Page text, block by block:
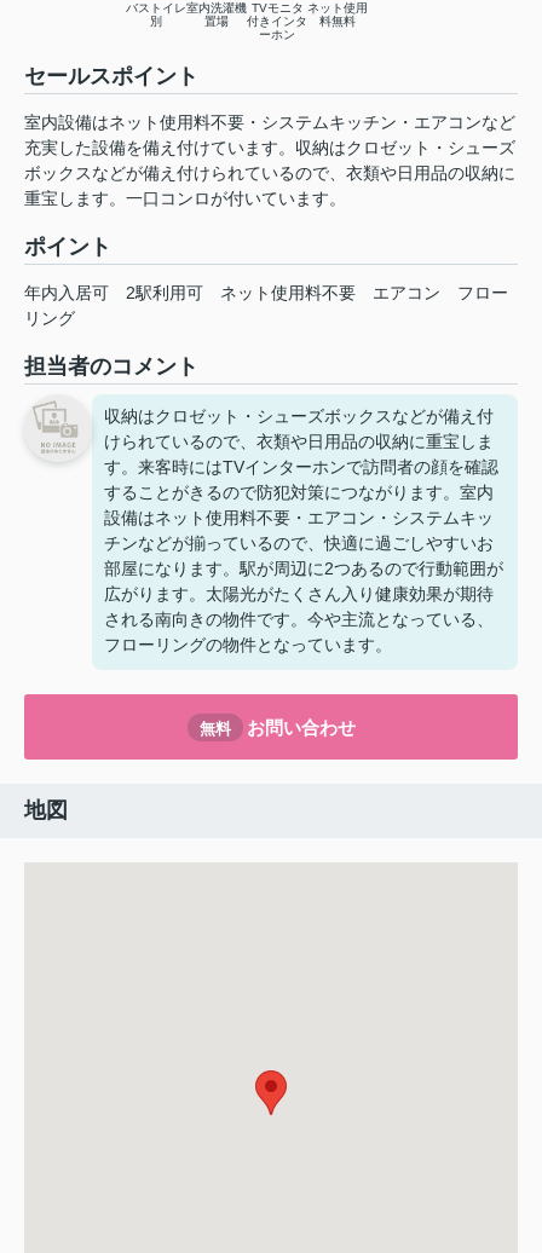
バストイレ
別
室内洗濯機
置場
TVモニタ
付きインタ
ーホン
ネット使用
料無料
セールスポイント
室内設備はネット使用料不要・システムキッチン・エアコンなど
充実した設備を備え付けています。収納はクロゼット・シューズ
ボックスなどが備え付けられているので、衣類や日用品の収納に
重宝します。一口コンロが付いています。
ポイント
年内入居可 2駅利用可 ネット使用料不要 エアコン
フロー
リング
担当者のコメント
収納はクロゼット・シューズボックスなどが備え付
けられているので、衣類や日用品の収納に重宝しま
す。来客時にはTVインターホンで訪問者の顔を確認
することがきるので防犯対策につながります。室内
設備はネット使用料不要・エアコン・システムキッ
チンなどが揃っているので、快適に過ごしやすいお
部屋になります。駅が周辺に2つあるので行動範囲が
広がります。太陽光がたくさん入り健康効果が期待
される南向きの物件です。今や主流となっている、
フローリングの物件となっています。
無料 お問い合わせ
地図